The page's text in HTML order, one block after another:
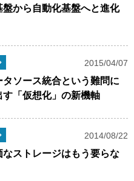
盤から自動化基盤へと進化
2015/04/07
タソース統合という難問に
す「仮想化」の新機軸
2014/08/22
ストレージはもう要らな